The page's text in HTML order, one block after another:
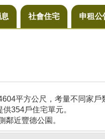
社會住宅 申租公
平方公尺，考量不同家
354戶住宅單元。
近豐德公園。